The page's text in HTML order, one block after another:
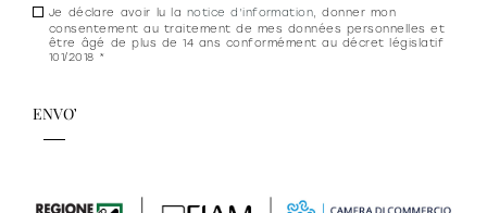
Consenso
newsletter
Je déclare avoir lu la notice d’information, donner mon
consentement au traitement de mes données personnelles et
être âgé de plus de 14 ans conformément au décret législatif
101/2018 *